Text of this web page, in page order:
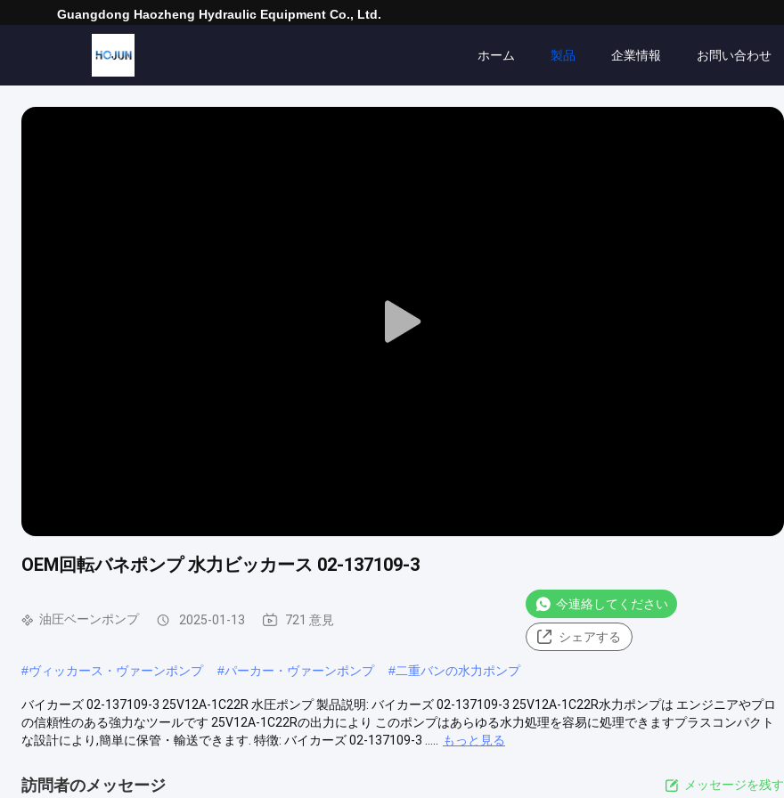
Guangdong Haozheng Hydraulic Equipment Co., Ltd.
ホーム 製品 企業情報 お問い合わせ
Play
OEM回転バネポンプ 水力ビッカース 02-137109-3
油圧ベーンポンプ 2025-01-13 721 意見
今連絡してください
シェアする
#ヴィッカース・ヴァーンポンプ #パーカー・ヴァーンポンプ #二重バンの水力ポンプ
バイカーズ 02-137109-3 25V12A-1C22R 水圧ポンプ 製品説明: バイカーズ 02-137109-3 25V12A-1C22R水力ポンプは エンジニアやプロ
の信頼性のある強力なツールです 25V12A-1C22Rの出力により このポンプはあらゆる水力処理を容易に処理できますプラスコンパクト
な設計により,簡単に保管・輸送できます. 特徴: バイカーズ 02-137109-3 .....
もっと見る
訪問者のメッセージ メッセージを残す